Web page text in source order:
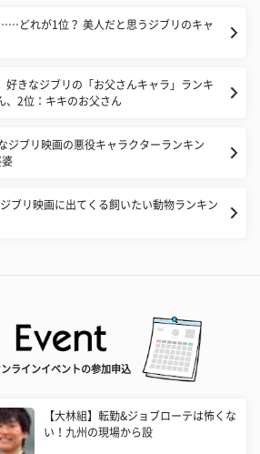
どれが1位？ 美人だと思うジブリのキャ
好きなジブリの「お父さんキャラ」ランキ
、2位：キキのお父さん
ブリ映画の悪役キャラクターランキン
婆
ブリ映画に出てくる飼いたい動物ランキン
ンラインイベントの参加申込
【大林組】転勤&ジョブローテは怖くな
い！九州の現場から設